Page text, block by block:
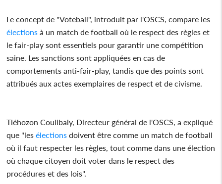
Le concept de "Voteball", introduit par l'OSCS, compare les
élections à un match de football où le respect des règles et
le fair-play sont essentiels pour garantir une compétition
saine. Les sanctions sont appliquées en cas de
comportements anti-fair-play, tandis que des points sont
attribués aux actes exemplaires de respect et de civisme.
Tiéhozon Coulibaly, Directeur général de l'OSCS, a expliqué
que "les élections doivent être comme un match de football
où il faut respecter les règles, tout comme dans une élection
où chaque citoyen doit voter dans le respect des
procédures et des lois".